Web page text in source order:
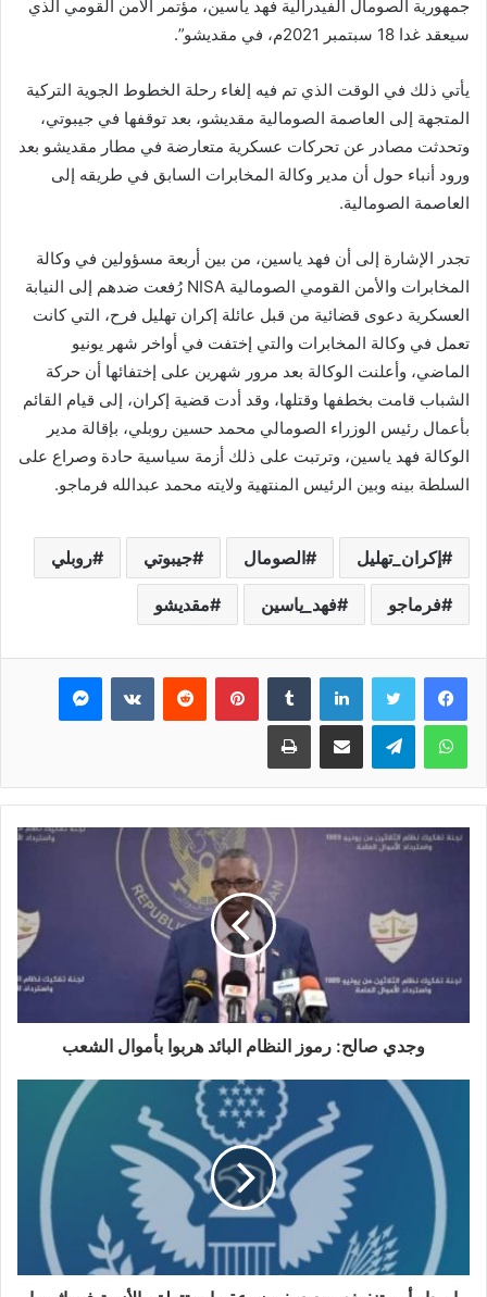
جمهورية الصومال الفيدرالية فهد ياسين، مؤتمر الأمن القومي الذي
سيعقد غدا 18 سبتمبر 2021م، في مقديشو”.
يأتي ذلك في الوقت الذي تم فيه إلغاء رحلة الخطوط الجوية التركية
المتجهة إلى العاصمة الصومالية مقديشو، بعد توقفها في جيبوتي،
وتحدثت مصادر عن تحركات عسكرية متعارضة في مطار مقديشو بعد
ورود أنباء حول أن مدير وكالة المخابرات السابق في طريقه إلى
العاصمة الصومالية.
تجدر الإشارة إلى أن فهد ياسين، من بين أربعة مسؤولين في وكالة
المخابرات والأمن القومي الصومالية NISA رُفعت ضدهم إلى النيابة
العسكرية دعوى قضائية من قبل عائلة إكران تهليل فرح، التي كانت
تعمل في وكالة المخابرات والتي إختفت في أواخر شهر يونيو
الماضي، وأعلنت الوكالة بعد مرور شهرين على إختفائها أن حركة
الشباب قامت بخطفها وقتلها، وقد أدت قضية إكران، إلى قيام القائم
بأعمال رئيس الوزراء الصومالي محمد حسين روبلي، بإقالة مدير
الوكالة فهد ياسين، وترتبت على ذلك أزمة سياسية حادة وصراع على
السلطة بينه وبين الرئيس المنتهية ولايته محمد عبدالله فرماجو.
إكران_تهليل الصومال جيبوتي روبلي
فرماجو فهد_ياسين مقديشو
فيسبوك تويتر لينكدإن بينتيريست ماسنجر
واتساب تيلقرام مشاركة عبر البريد طباعة
وجدي صالح: رموز النظام البائد هربوا بأموال الشعب